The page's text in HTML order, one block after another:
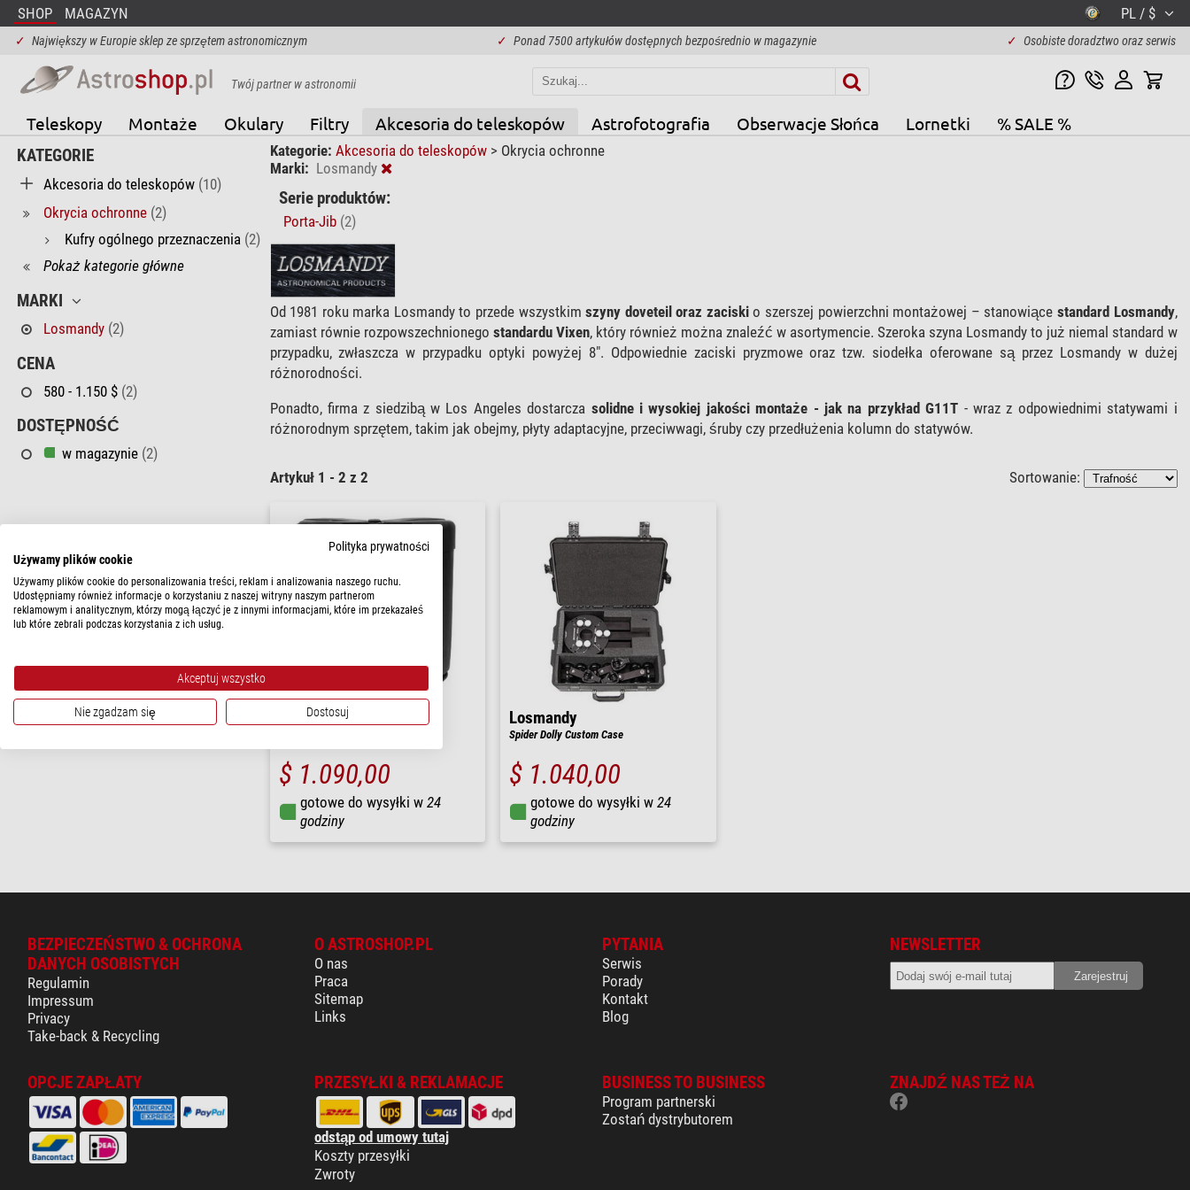
SHOP MAGAZYN PL / $
✓ Największy w Europie sklep ze sprzętem astronomicznym ✓ Ponad 7500 artykułów dostępnych bezpośrednio w magazynie ✓ Osobiste doradztwo oraz serwis
Twój partner w astronomii
Teleskopy Montaże Okulary Filtry Akcesoria do teleskopów Astrofotografia Obserwacje Słońca Lornetki % SALE %
KATEGORIE
Akcesoria do teleskopów (10)
Okrycia ochronne (2)
Kufry ogólnego przeznaczenia (2)
Pokaż kategorie główne
MARKI
Losmandy (2)
CENA
580 - 1.150 $ (2)
DOSTĘPNOŚĆ
w magazynie (2)
Kategorie: Akcesoria do teleskopów > Okrycia ochronne
Marki: Losmandy
Serie produktów:
Porta-Jib (2)
Od 1981 roku marka Losmandy to przede wszystkimszyny doveteil oraz zaciskio szerszej powierzchni montażowej – stanowiące standard Losmandy,
zamiast równie rozpowszechnionego standardu Vixen, który również można znaleźć w asortymencie. Szeroka szyna Losmandy to już niemal standard w
przypadku, zwłaszcza w przypadku optyki powyżej 8". Odpowiednie zaciski pryzmowe oraz tzw. siodełka oferowane są przez Losmandy w dużej
różnorodności.
Ponadto, firma z siedzibą w Los Angeles dostarcza solidne i wysokiej jakości montaże - jak na przykład G11T - wraz z odpowiednimi statywami i
różnorodnym sprzętem, takim jak obejmy, płyty adaptacyjne, przeciwwagi, śruby czy przedłużenia kolumn do statywów.
Artykuł 1 - 2 z 2 Sortowanie:
Losmandy
$ 1.090,00
gotowe do wysyłki w 24
godziny
Losmandy
Spider Dolly Custom Case
$ 1.040,00
gotowe do wysyłki w 24
godziny
BEZPIECZEŃSTWO & OCHRONA
DANYCH OSOBISTYCH
Regulamin
Impressum
Privacy
Take-back & Recycling
O ASTROSHOP.PL
O nas
Praca
Sitemap
Links
PYTANIA
Serwis
Porady
Kontakt
Blog
NEWSLETTER
OPCJE ZAPŁATY PRZESYŁKI & REKLAMACJE
odstąp od umowy tutaj
Koszty przesyłki
Zwroty
BUSINESS TO BUSINESS
Program partnerski
Zostań dystrybutorem
ZNAJDŹ NAS TEŻ NA
Polityka prywatności
Używamy plików cookie
Używamy plików cookie do personalizowania treści, reklam i analizowania naszego ruchu.
Udostępniamy również informacje o korzystaniu z naszej witryny naszym partnerom
reklamowym i analitycznym, którzy mogą łączyć je z innymi informacjami, które im przekazałeś
lub które zebrali podczas korzystania z ich usług.
Akceptuj wszystko
Nie zgadzam się Dostosuj